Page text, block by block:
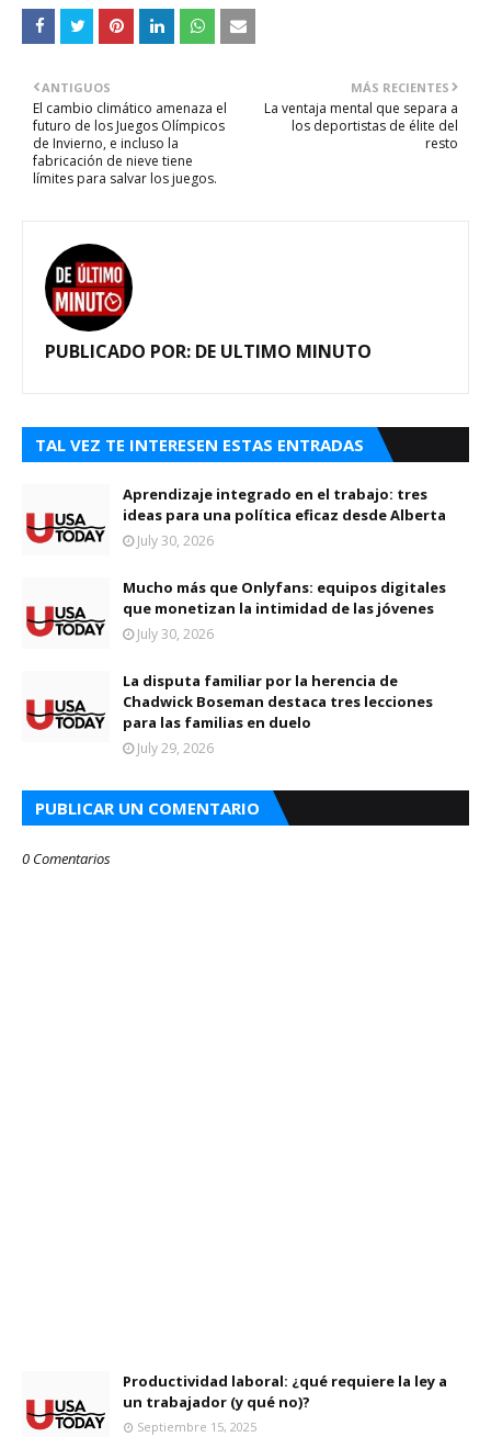
MÁS RECIENTES
La ventaja mental que separa a
los deportistas de élite del
resto
ANTIGUOS
El cambio climático amenaza el
futuro de los Juegos Olímpicos
de Invierno, e incluso la
fabricación de nieve tiene
límites para salvar los juegos.
PUBLICADO POR: DE ULTIMO MINUTO
TAL VEZ TE INTERESEN ESTAS ENTRADAS
Aprendizaje integrado en el trabajo: tres
ideas para una política eficaz desde Alberta
July 30, 2026
Mucho más que Onlyfans: equipos digitales
que monetizan la intimidad de las jóvenes
July 30, 2026
La disputa familiar por la herencia de
Chadwick Boseman destaca tres lecciones
para las familias en duelo
July 29, 2026
PUBLICAR UN COMENTARIO
0 Comentarios
Productividad laboral: ¿qué requiere la ley a
un trabajador (y qué no)?
Septiembre 15, 2025